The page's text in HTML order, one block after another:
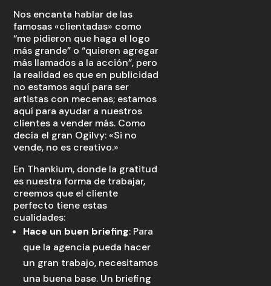
Nos encanta hablar de las
famosas «clientadas» como
“me pidieron que haga el logo
más grande” o “quieren agregar
más llamados a la acción”, pero
la realidad es que en publicidad
no estamos aquí para ser
artistas con mecenas; estamos
aquí para ayudar a nuestros
clientes a vender más. Como
decía el gran Ogilvy: «Si no
vende, no es creativo.»
En Thankium, donde la gratitud
es nuestra forma de trabajar,
creemos que el cliente
perfecto tiene estas
cualidades:
Hace un buen briefing: Para
que la agencia pueda hacer
un gran trabajo, necesitamos
una buena base. Un briefing